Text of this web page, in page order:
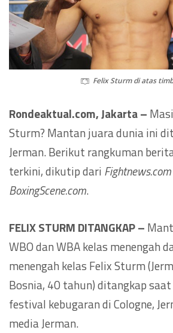
Felix Sturm di atas
Rondeaktual.com, Jakarta –
Sturm? Mantan juara dunia ini
Jerman. Berikut rangkuman
terkini, dikutip dari Fightnews.com
BoxingScene.com.
FELIX STURM DITANGKAP –
WBO dan WBA kelas menengah
menengah kelas Felix Sturm
Bosnia, 40 tahun) ditangkap
festival kebugaran di Cologne,
media Jerman.